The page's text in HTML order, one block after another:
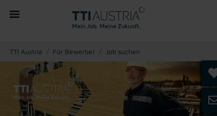
You are here:
TTI Austria Für Bewerber Job suchen